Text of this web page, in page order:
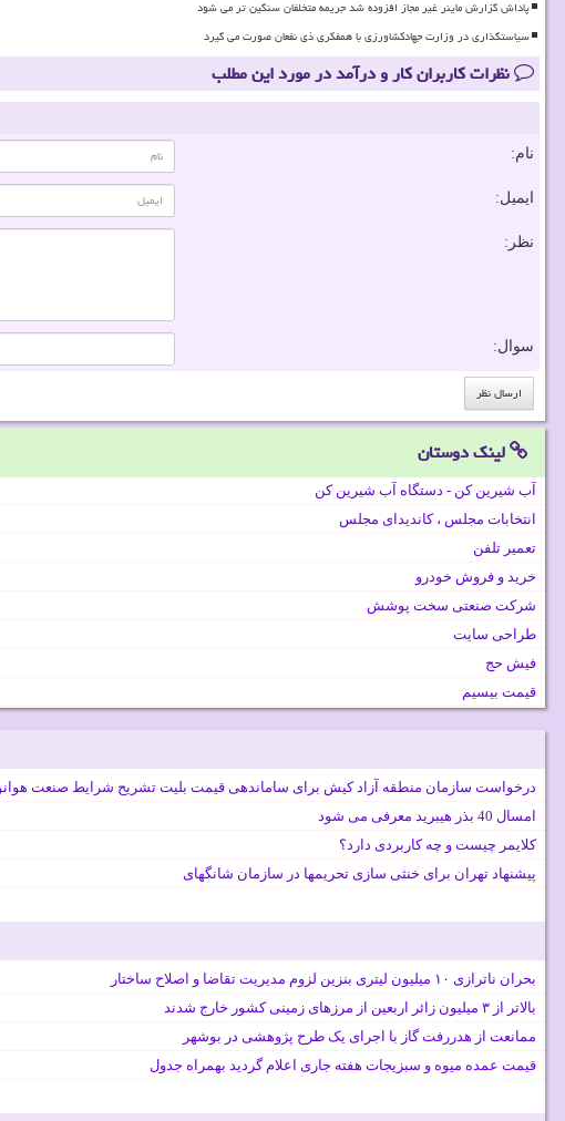
پاداش گزارش ماینر غیر مجاز افزوده شد جریمه متخلفان سنگین تر می شود
سیاستگذاری در وزارت جهادکشاورزی با همفکری ذی نفعان صورت می گیرد
نظرات کاربران کار و درآمد در مورد این مطلب
نام:
ایمیل:
نظر:
سوال:
لینک دوستان
آب شیرین کن - دستگاه آب شیرین کن
انتخابات مجلس ، کاندیدای مجلس
تعمیر تلفن
خرید و فروش خودرو
شرکت صنعتی سخت پوشش
طراحی سایت
فیش حج
قیمت بیسیم
درخواست سازمان منطقه آزاد کیش برای ساماندهی قیمت بلیت تشریح شرایط صنعت
امسال 40 بذر هیبرید معرفی می شود
کلایمر چیست و چه کاربردی دارد؟
پیشنهاد تهران برای خنثی سازی تحریمها در سازمان شانگهای
بحران ناترازی ۱۰ میلیون لیتری بنزین لزوم مدیریت تقاضا و اصلاح ساختار
بالاتر از ۳ میلیون زائر اربعین از مرزهای زمینی کشور خارج شدند
ممانعت از هدررفت گاز با اجرای یک طرح پژوهشی در بوشهر
قیمت عمده میوه و سبزیجات هفته جاری اعلام گردید بهمراه جدول